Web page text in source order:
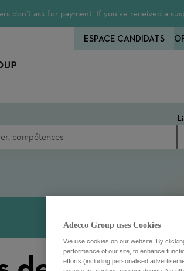
don’t ask for payment. If you’ve received a
ESPACE CANDIDATS
Adecco Group uses Cookies
We use cookies on our website. By
performance of our site, to enhance
efforts (including personalised